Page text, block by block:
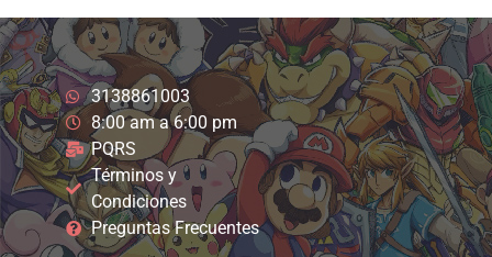
3138861003
8:00 am a 6:00 pm
PQRS
Términos y
Condiciones
Preguntas Frecuentes